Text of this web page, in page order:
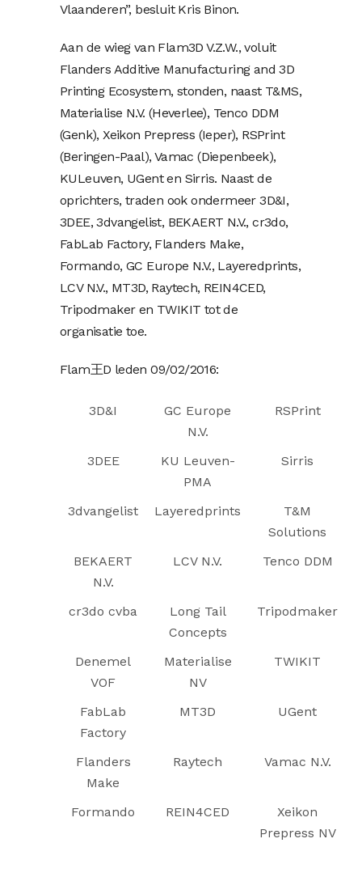
Vlaanderen”, besluit Kris Binon.
Aan de wieg van Flam3D V.Z.W., voluit
Flanders Additive Manufacturing and 3D
Printing Ecosystem, stonden, naast T&MS,
Materialise N.V. (Heverlee), Tenco DDM
(Genk), Xeikon Prepress (Ieper), RSPrint
(Beringen-Paal), Vamac (Diepenbeek),
KULeuven, UGent en Sirris. Naast de
oprichters, traden ook ondermeer 3D&I,
3DEE, 3dvangelist, BEKAERT N.V., cr3do,
FabLab Factory, Flanders Make,
Formando, GC Europe N.V., Layeredprints,
LCV N.V., MT3D, Raytech, REIN4CED,
Tripodmaker en TWIKIT tot de
organisatie toe.
Flam王D leden 09/02/2016:
3D&I
GC Europe
N.V.
RSPrint
3DEE
KU Leuven-
PMA
Sirris
3dvangelist Layeredprints
T&M
Solutions
BEKAERT
N.V.
LCV N.V. Tenco DDM
cr3do cvba
Long Tail
Concepts
Tripodmaker
Denemel
VOF
Materialise
NV
TWIKIT
FabLab
Factory
MT3D UGent
Flanders
Make
Raytech Vamac N.V.
Formando REIN4CED
Xeikon
Prepress NV